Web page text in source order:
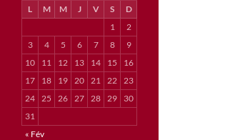
L M M J V S
D
1
2
3
4 5 6 7 8
9
10
11 12 13 14 15
16
17
18 19 20 21 22 23
24 25 26 27 28 29
30
31
« Fév